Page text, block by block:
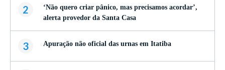
2
‘Não quero criar pânico, mas precisamos acordar’,
alerta provedor da Santa Casa
3 Apuração não oficial das urnas em Itatiba